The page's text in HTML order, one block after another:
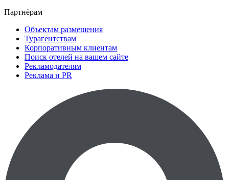
Партнёрам
Объектам размещения
Турагентствам
Корпоративным клиентам
Поиск отелей на вашем сайте
Рекламодателям
Реклама и PR